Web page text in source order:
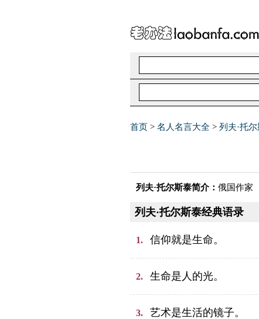
首页 > 名人名言大全 > 列夫·托
列夫·托尔斯泰简介： 俄国作家
列夫·托尔斯泰经典语录
1. 信仰就是生命。
2. 生命是人的光。
3. 艺术是生活的镜子。